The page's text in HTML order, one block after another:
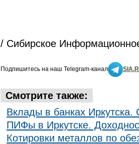
/ Сибирское
Подпишитесь на наш Telegram-канал
Смотрите также:
Вклады в банках Иркутска.
ПИФы в Иркутске.
Котировки металлов по